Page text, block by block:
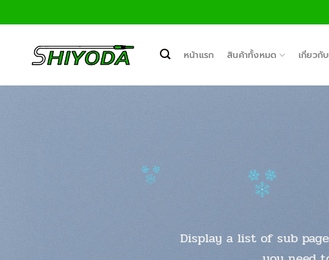
ไป
หน้าแรก สินค้าทั้งหมด เกี่ยวกับ
Display a list of sub